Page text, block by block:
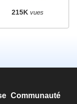
215K vues
Communauté